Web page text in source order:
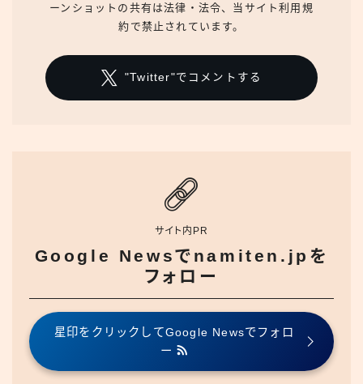
ーンショットの共有は法律・法令、当サイト利用規
約で禁止されています。
"Twitter"でコメントする
サイト内PR
Google Newsでnamiten.jpを
フォロー
星印をクリックしてGoogle Newsでフォロ
ー